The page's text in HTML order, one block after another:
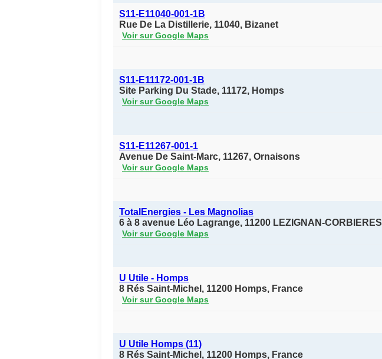
S11-E11040-001-1B
Rue De La Distillerie, 11040, Bizanet
Voir sur Google Maps
S11-E11172-001-1B
Site Parking Du Stade, 11172, Homps
Voir sur Google Maps
S11-E11267-001-1
Avenue De Saint-Marc, 11267, Ornaisons
Voir sur Google Maps
TotalEnergies - Les Magnolias
6 à 8 avenue Léo Lagrange, 11200 LEZIGNAN-CORBIERES
Voir sur Google Maps
U Utile - Homps
8 Rés Saint-Michel, 11200 Homps, France
Voir sur Google Maps
U Utile Homps (11)
8 Rés Saint-Michel, 11200 Homps, France